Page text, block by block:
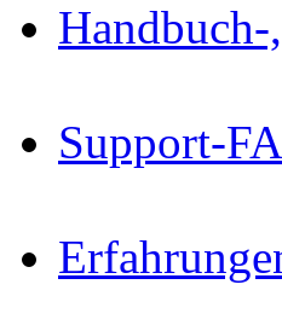
Support-